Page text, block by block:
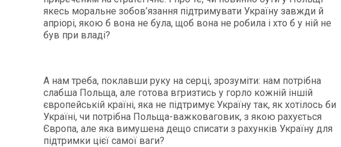
якесь моральне зобов’язання підтримувати Україну завжди й
апріорі, якою б вона не була, щоб вона не робила і хто б у ній не
був при владі?
А нам треба, поклавши руку на серці, зрозуміти: нам потрібна
слабша Польща, але готова вгризтись у горло кожній іншій
європейській країні, яка не підтримує Україну так, як хотілось би
Україні, чи потрібна Польща-важковаговик, з якою рахується
Європа, але яка вимушена дещо списати з рахунків Україну для
підтримки цієї самої ваги?